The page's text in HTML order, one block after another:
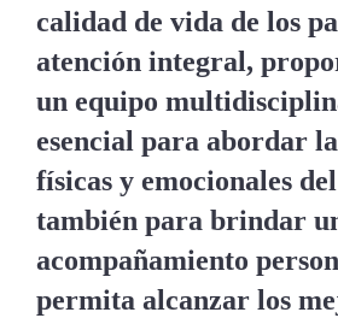
calidad de vida de los
atención integral,
un equipo
esencial para abordar
físicas y emocionales
también para brindar
acompañamiento
permita alcanzar los